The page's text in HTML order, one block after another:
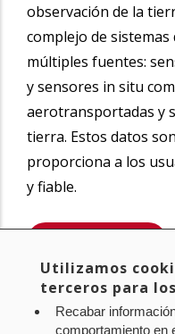
observación de la
complejo de
múltiples fuentes:
y sensores in situ
aerotransportadas y
tierra. Estos datos
proporciona a los
y fiable.
Utilizamos
terceros para
Recabar
comportamiento en